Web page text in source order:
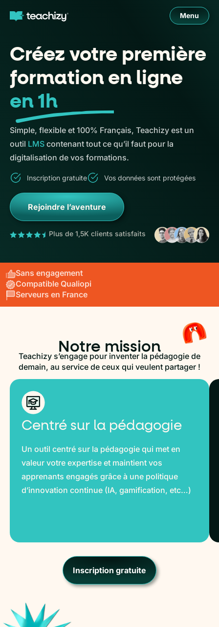
Menu
Créez votre première
formation en ligne
en 1h
Simple, flexible et 100% Français, Teachizy est un
outil LMS contenant tout ce qu’il faut pour la
digitalisation de vos formations.
Inscription gratuite Vos données sont protégées
Rejoindre l’aventure
Plus de 1,5K clients satisfaits
Sans engagement
Compatible Qualiopi
Serveurs en France
Notre mission
Teachizy s’engage pour inventer la pédagogie de
demain, au service de ceux qui veulent partager !
Centré sur la pédagogie
Un outil centré sur la pédagogie qui met en
valeur votre expertise et maintient vos
apprenants engagés grâce à une politique
d’innovation continue (IA, gamification, etc…)
Inscription gratuite